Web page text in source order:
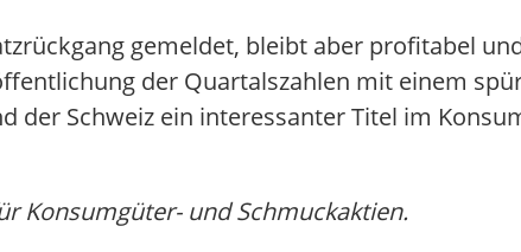
gemeldet, bleibt aber profitabel
der Quartalszahlen mit einem
der Schweiz ein interessanter Titel im
Konsumgüter- und Schmuckaktien.